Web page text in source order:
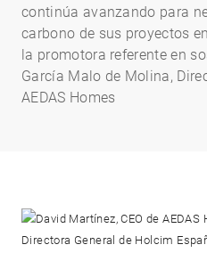
continúa avanzando para
carbono de sus proyectos
la promotora referente en
García Malo de Molina,
AEDAS Homes